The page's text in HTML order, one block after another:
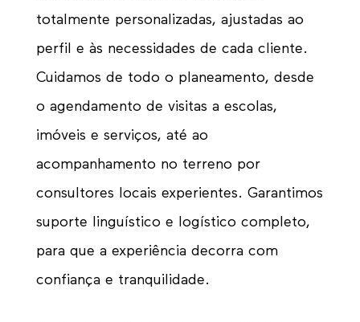
totalmente personalizadas, ajustadas ao
perfil e às necessidades de cada cliente.
Cuidamos de todo o planeamento, desde
o agendamento de visitas a escolas,
imóveis e serviços, até ao
acompanhamento no terreno por
consultores locais experientes. Garantimos
suporte linguístico e logístico completo,
para que a experiência decorra com
confiança e tranquilidade.